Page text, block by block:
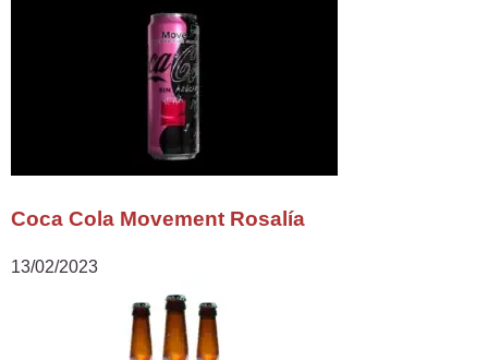
Coca Cola Movement Rosalía
13/02/2023